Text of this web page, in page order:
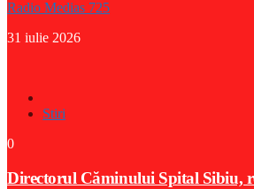
Radio Medias 725
31 iulie 2026
Stiri
0
Directorul Căminului Spital Sibiu,